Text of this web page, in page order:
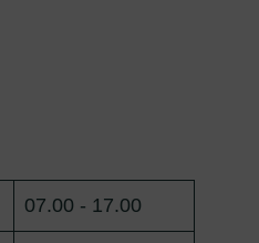
07.00 - 17.00